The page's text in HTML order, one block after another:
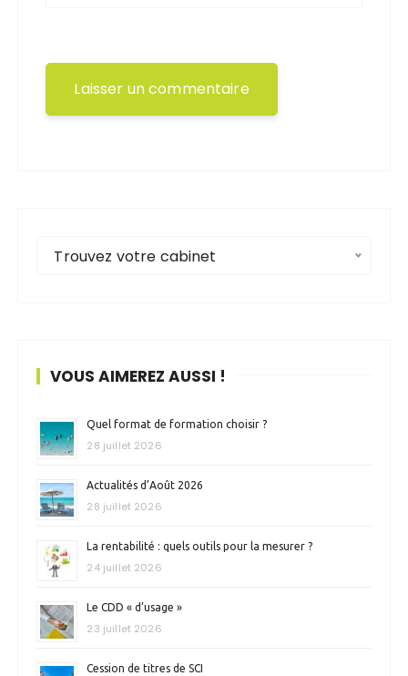
Trouvez votre cabinet
VOUS AIMEREZ AUSSI !
Quel format de formation choisir ?
28 juillet 2026
Actualités d’Août 2026
28 juillet 2026
La rentabilité : quels outils pour la mesurer ?
24 juillet 2026
Le CDD « d’usage »
23 juillet 2026
Cession de titres de SCI